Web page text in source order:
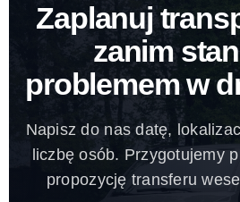
Zaplanuj
zanim
problemem w
Napisz do nas datę,
liczbę osób. Przygotujemy
propozycję transferu